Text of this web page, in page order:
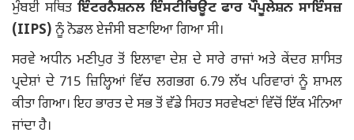
ਮੁੰਬਈ ਸਥਿਤ ਇੰਟਰਨੈਸ਼ਨਲ ਇੰਸਟੀਚਿਊਟ ਫਾਰ ਪੌਪੂਲੇਸ਼ਨ ਸਾਇੰਸਜ਼
(IIPS) ਨੂੰ ਨੋਡਲ ਏਜੰਸੀ ਬਣਾਇਆ ਗਿਆ ਸੀ।
ਸਰਵੇ ਅਧੀਨ ਮਣੀਪੁਰ ਤੋਂ ਇਲਾਵਾ ਦੇਸ਼ ਦੇ ਸਾਰੇ ਰਾਜਾਂ ਅਤੇ ਕੇਂਦਰ ਸ਼ਾਸਿਤ
ਪ੍ਰਦੇਸ਼ਾਂ ਦੇ 715 ਜ਼ਿਲ੍ਹਿਆਂ ਵਿੱਚ ਲਗਭਗ 6.79 ਲੱਖ ਪਰਿਵਾਰਾਂ ਨੂੰ ਸ਼ਾਮਲ
ਕੀਤਾ ਗਿਆ। ਇਹ ਭਾਰਤ ਦੇ ਸਭ ਤੋਂ ਵੱਡੇ ਸਿਹਤ ਸਰਵੇਖਣਾਂ ਵਿੱਚੋਂ ਇੱਕ ਮੰਨਿਆ
ਜਾਂਦਾ ਹੈ।